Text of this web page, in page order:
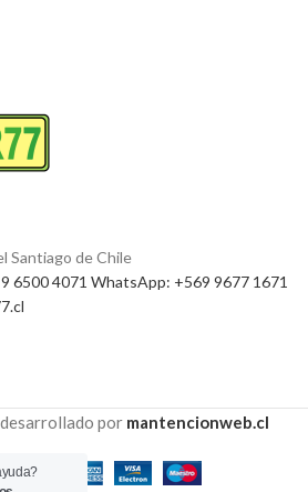
Santiago de Chile
6500 4071 WhatsApp: +569 9677 1671
por mantencionweb.cl